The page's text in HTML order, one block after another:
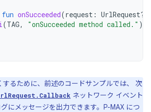
fun onSucceeded(request : UrlRequest?,
(TAG, "onSucceeded method called." )
するために、前述のコードサンプルでは、 次
ネットワーク イベント
にメッセージを出力できます。P-MAX につ